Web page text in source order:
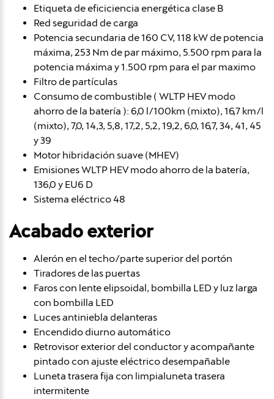
Etiqueta de eficiciencia energética clase B
Red seguridad de carga
Potencia secundaria de 160 CV, 118 kW de potencia
máxima, 253 Nm de par máximo, 5.500 rpm para la
potencia máxima y 1.500 rpm para el par maximo
Filtro de partículas
Consumo de combustible ( WLTP HEV modo
ahorro de la batería ): 6,0 l/100km (mixto), 16,7 km/l
(mixto), 7,0, 14,3, 5,8, 17,2, 5,2, 19,2, 6,0, 16,7, 34, 41, 45
y 39
Motor hibridación suave (MHEV)
Emisiones WLTP HEV modo ahorro de la batería,
136,0 y EU6 D
Sistema eléctrico 48
Acabado exterior
Alerón en el techo/parte superior del portón
Tiradores de las puertas
Faros con lente elipsoidal, bombilla LED y luz larga
con bombilla LED
Luces antiniebla delanteras
Encendido diurno automático
Retrovisor exterior del conductor y acompañante
pintado con ajuste eléctrico desempañable
Luneta trasera fija con limpialuneta trasera
intermitente